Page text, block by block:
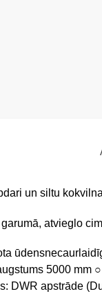
un siltu
atvieglo
5000
DWR apstrāde